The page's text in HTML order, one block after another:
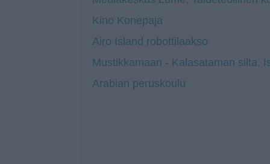
Kino Konepaja
Airo Island robottilaakso
Mustikkamaan - Kalasataman silta,
Arabian peruskoulu